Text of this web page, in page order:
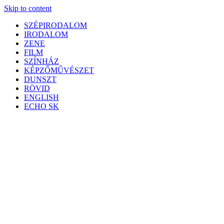
Skip to content
SZÉPIRODALOM
IRODALOM
ZENE
FILM
SZÍNHÁZ
KÉPZŐMŰVÉSZET
DUNSZT
RÖVID
ENGLISH
ECHO SK